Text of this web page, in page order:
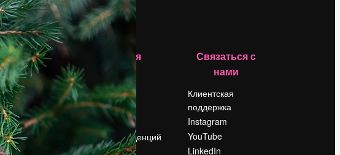
по
ИИ
и
Компания
О нас
Reviews
Вакансии
Поиск тенденций
Блог
Связаться с
нами
Клиентская
поддержка
Instagram
YouTube
LinkedIn